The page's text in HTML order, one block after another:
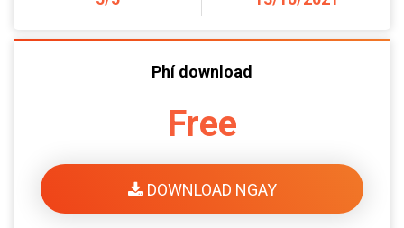
Phí download
Free
DOWNLOAD NGAY